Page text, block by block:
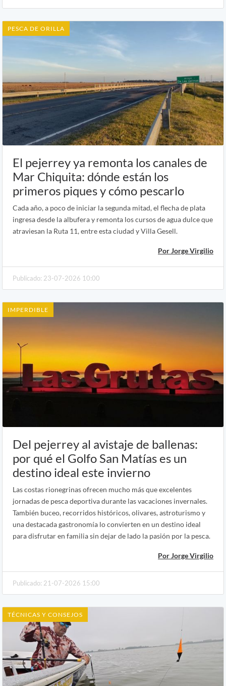
PESCA DE ORILLA
El pejerrey ya remonta los canales de
Mar Chiquita: dónde están los
primeros piques y cómo pescarlo
Cada año, a poco de iniciar la segunda mitad, el flecha de plata
ingresa desde la albufera y remonta los cursos de agua dulce que
atraviesan la Ruta 11, entre esta ciudad y Villa Gesell.
Por Jorge Virgilio
Publicado: 23-07-2026 10:00
IMPERDIBLE
Del pejerrey al avistaje de ballenas:
por qué el Golfo San Matías es un
destino ideal este invierno
Las costas rionegrinas ofrecen mucho más que excelentes
jornadas de pesca deportiva durante las vacaciones invernales.
También buceo, recorridos históricos, olivares, astroturismo y
una destacada gastronomía lo convierten en un destino ideal
para disfrutar en familia sin dejar de lado la pasión por la pesca.
Por Jorge Virgilio
Publicado: 21-07-2026 15:00
TÉCNICAS Y CONSEJOS